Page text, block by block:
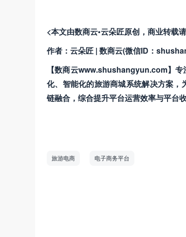
<本文由数商云•云朵匠原创，商业转载
作者：云朵匠 | 数商云(微信ID：
【数商云www.shushangyun.com】
化、智能化的旅游商城系统解决方案
链融合，综合提升平台运营效率与平台收
旅游电商 电子商务平台